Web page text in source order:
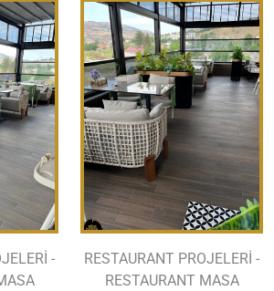
-
RESTAURANT PROJELERİ -
RESTAURANT MASA